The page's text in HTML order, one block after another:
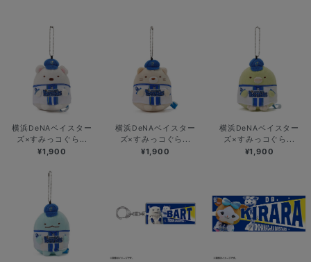
横浜DeNAベイスター
ズ×すみっコぐら...
¥1,900
横浜DeNAベイスター
ズ×すみっコぐら...
¥1,900
横浜DeNAベイスター
ズ×すみっコぐら...
¥1,900